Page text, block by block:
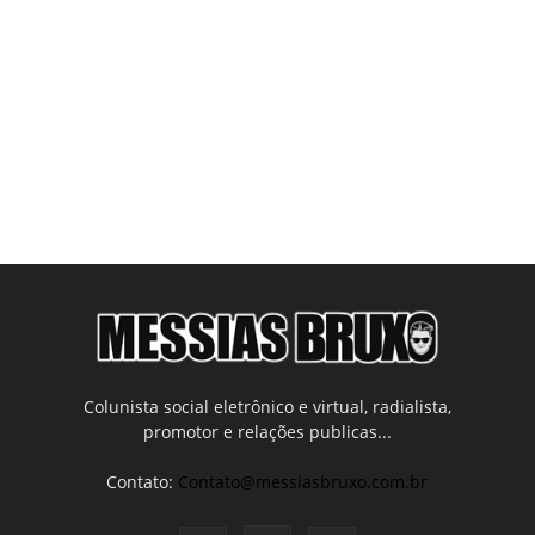
Colunista social eletrônico e virtual, radialista,
promotor e relações publicas...
Contato: Contato@messiasbruxo.com.br